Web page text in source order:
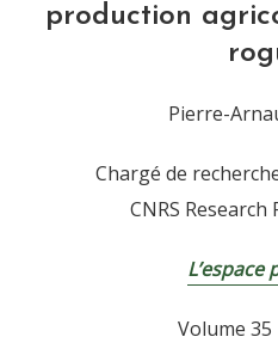
production
Pierre-
Chargé de
CNRS Research
L’espace
Volume